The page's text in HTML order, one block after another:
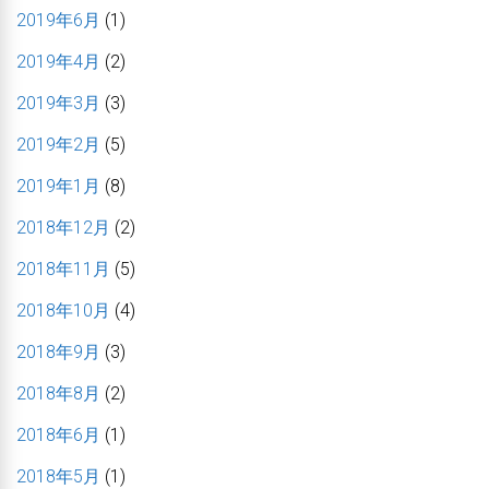
2019年6月 (1)
2019年4月 (2)
2019年3月 (3)
2019年2月 (5)
2019年1月 (8)
2018年12月 (2)
2018年11月 (5)
2018年10月 (4)
2018年9月 (3)
2018年8月 (2)
2018年6月 (1)
2018年5月 (1)